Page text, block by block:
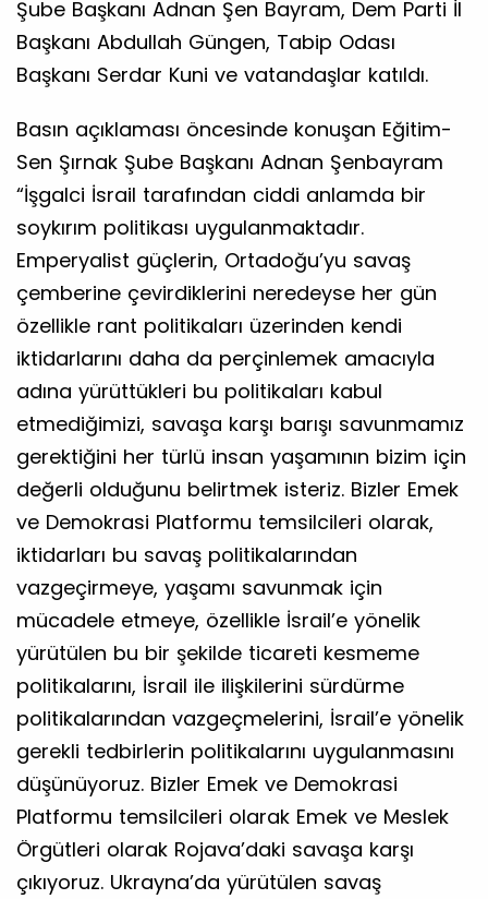
Şube Başkanı Adnan Şen Bayram, Dem Parti İl
Başkanı Abdullah Güngen, Tabip Odası
Başkanı Serdar Kuni ve vatandaşlar katıldı.
Basın açıklaması öncesinde konuşan Eğitim-
Sen Şırnak Şube Başkanı Adnan Şenbayram
“İşgalci İsrail tarafından ciddi anlamda bir
soykırım politikası uygulanmaktadır.
Emperyalist güçlerin, Ortadoğu’yu savaş
çemberine çevirdiklerini neredeyse her gün
özellikle rant politikaları üzerinden kendi
iktidarlarını daha da perçinlemek amacıyla
adına yürüttükleri bu politikaları kabul
etmediğimizi, savaşa karşı barışı savunmamız
gerektiğini her türlü insan yaşamının bizim için
değerli olduğunu belirtmek isteriz. Bizler Emek
ve Demokrasi Platformu temsilcileri olarak,
iktidarları bu savaş politikalarından
vazgeçirmeye, yaşamı savunmak için
mücadele etmeye, özellikle İsrail’e yönelik
yürütülen bu bir şekilde ticareti kesmeme
politikalarını, İsrail ile ilişkilerini sürdürme
politikalarından vazgeçmelerini, İsrail’e yönelik
gerekli tedbirlerin politikalarını uygulanmasını
düşünüyoruz. Bizler Emek ve Demokrasi
Platformu temsilcileri olarak Emek ve Meslek
Örgütleri olarak Rojava’daki savaşa karşı
çıkıyoruz. Ukrayna’da yürütülen savaş